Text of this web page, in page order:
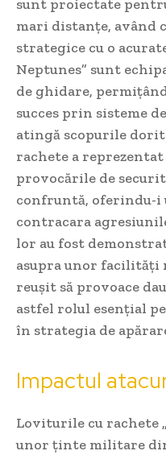
sunt proiectate
mari distanțe, având
strategice cu o
Neptunes” sunt
de ghidare,
succes prin sisteme
atingă scopurile
rachete a
provocările de
confruntă, oferindu-i
contracara
lor au fost
asupra unor facilități
reușit să provoace
astfel rolul esențial
în strategia de
Impactul
Loviturile cu rachete
unor ținte militare